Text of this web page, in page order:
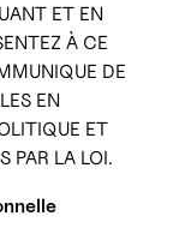
ET EN
À CE
DE
EN
ET
PAR LA LOI.